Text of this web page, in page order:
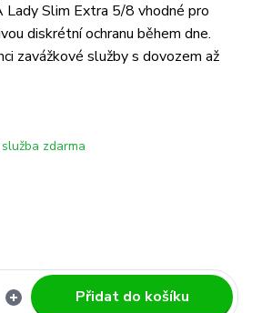
Slim Extra 5/8 vhodné pro
diskrétní ochranu během dne.
zavážkové služby s dovozem až
zdarma
Přidat do košíku